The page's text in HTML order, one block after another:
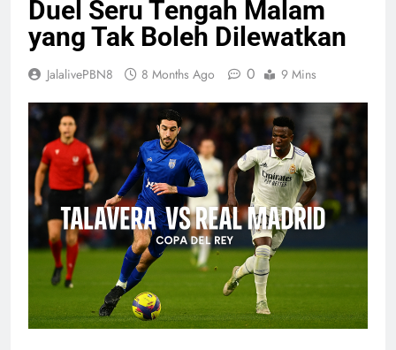
Duel Seru Tengah Malam
yang Tak Boleh Dilewatkan
JalalivePBN8 8 Months Ago 0 9 Mins